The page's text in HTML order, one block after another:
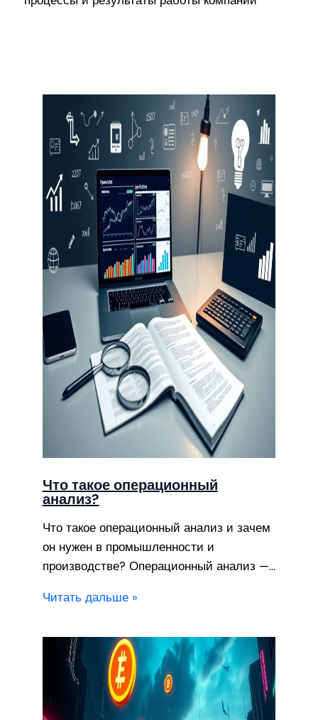
Что такое операционный
анализ?
Что такое операционный анализ и зачем
он нужен в промышленности и
производстве? Операционный анализ —…
Читать дальше »